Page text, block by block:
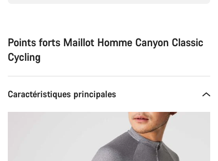
Points forts Maillot Homme Canyon Classic
Cycling
Caractéristiques principales